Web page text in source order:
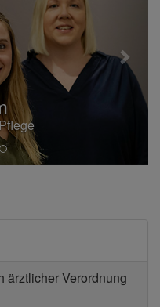
ärztlicher Verordnung